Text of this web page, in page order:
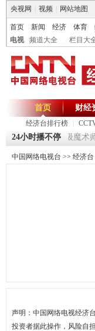
央视网 视频 网站地图
首页 新闻 经济 体育
电视
频道大全 栏目大
首页
经济台排行榜
财经
24小时播不停
祝福2012-超级魔术师
中国网络电视台 >> 经济台
声明：中国网络电视经济
投资者据此操作，风险自担